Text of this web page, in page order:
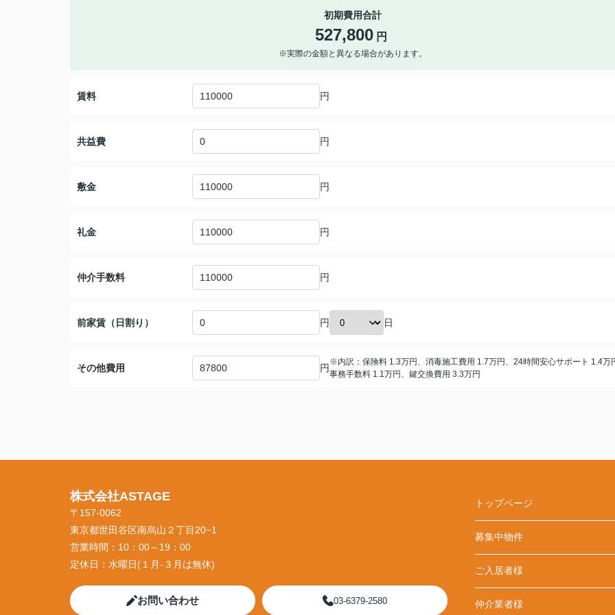
初期費用合計
527,800 円
※実際の金額と異なる場合があります。
賃料 円
共益費 円
敷金 円
礼金 円
仲介手数料 円
前家賃（日割り） 円 日
その他費用 円
※内訳：保険料 1.3万円、消毒施工費用 1.7万円、24時間安心サポート 1.4万
事務手数料 1.1万円、鍵交換費用 3.3万円
株式会社ASTAGE
〒157-0062
東京都世田谷区南烏山２丁目20−1
営業時間： 10：00～19：00
定休日： 水曜日(１月-３月は無休)
お問い合わせ 03-6379-2580
トップページ
募集中物件
ご入居者様
仲介業者様